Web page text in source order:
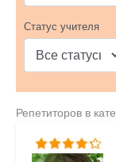
Статус учителя
Репетиторов в